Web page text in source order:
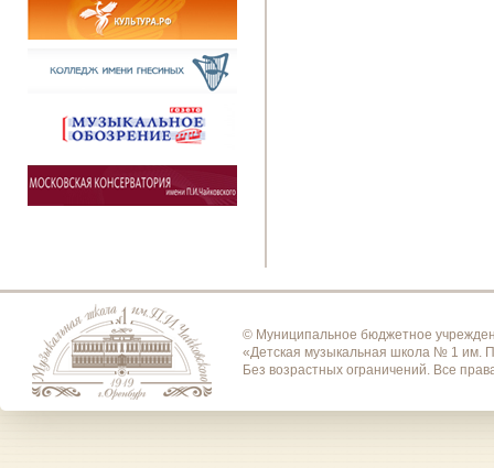
© Муниципальное бюджетное
«Детская музыкальная школа № 1 им.
Без возрастных ограничений. Все